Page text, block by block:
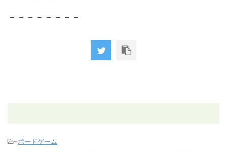
－－－－－－－－
-ボードゲーム